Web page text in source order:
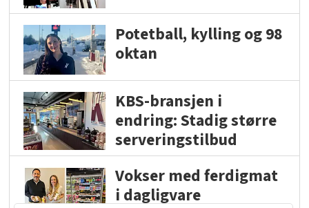
Potetball, kylling og 98
oktan
KBS-bransjen i
endring: Stadig større
serveringstilbud
Vokser med ferdigmat
i dagligvare